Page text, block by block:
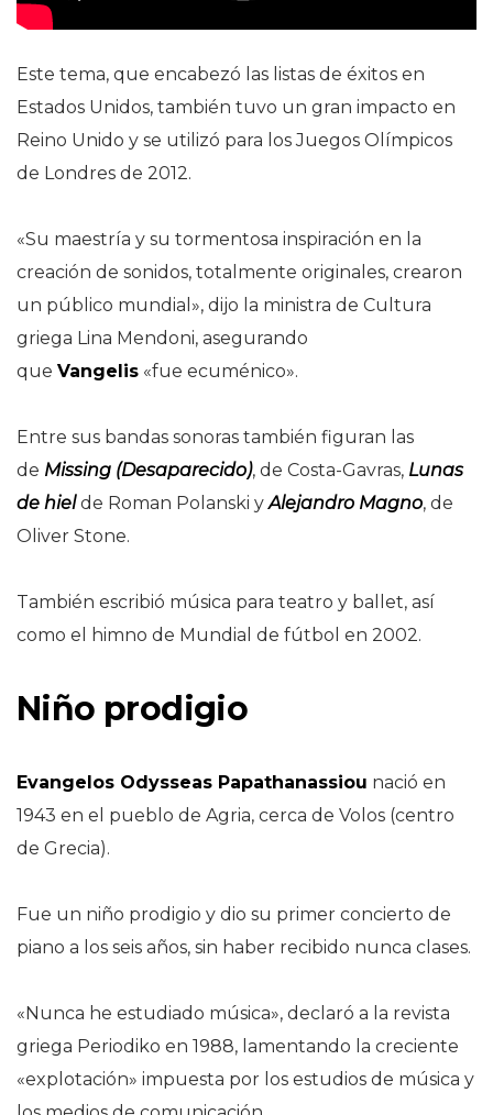
Este tema, que encabezó las listas de éxitos en
Estados Unidos, también tuvo un gran impacto en
Reino Unido y se utilizó para los Juegos Olímpicos
de Londres de 2012.
«Su maestría y su tormentosa inspiración en la
creación de sonidos, totalmente originales, crearon
un público mundial», dijo la ministra de Cultura
griega Lina Mendoni, asegurando
que Vangelis «fue ecuménico».
Entre sus bandas sonoras también figuran las
de Missing (Desaparecido), de Costa-Gavras, Lunas
de hiel de Roman Polanski yAlejandro Magno, de
Oliver Stone.
También escribió música para teatro y ballet, así
como el himno de Mundial de fútbol en 2002.
Niño prodigio
Evangelos Odysseas Papathanassiou nació en
1943 en el pueblo de Agria, cerca de Volos (centro
de Grecia).
Fue un niño prodigio y dio su primer concierto de
piano a los seis años, sin haber recibido nunca clases.
«Nunca he estudiado música», declaró a la revista
griega Periodiko en 1988, lamentando la creciente
«explotación» impuesta por los estudios de música y